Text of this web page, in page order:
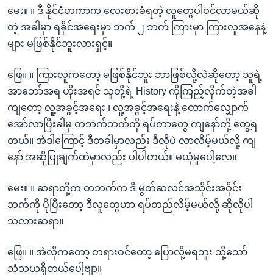
မေး။ ။ ဒီ နိုင်ငံတကာက လေးစားခံရတဲ့ လူတွေပါဝင်လာမယ်ဆို
တဲ့ အခါမှာ ရခိုင်အရေးမှာ ဘက် ၂ ဘက် ကြားမှာ ကြားလူအနေနဲ့
များ မဖြစ်နိုင်ဘူးလားရှင့်။
ဖြေ။ ။ ကြားလူကတော့ မဖြစ်နိုင်ဘူး ဘာဖြစ်လို့လဲဆိုတော့ သူရဲ့
အာဘော်အရ ဟိုးအရင် သူတို့ရဲ့ History ကိုကြည့်လိုက်တဲ့အခါ
ကျတော့ လူ့အခွင့်အရေး ၊ လူ့အခွင့်အရေးနဲ့ တောက်လျှောက်
အော်လာပြီးခါမှ တဘက်ဘက်ကို ရပ်တာတွေ ကျနော်တို့ တွေ့ရ
တယ်။ အဲဒါကြောင့် ဒီတခါမှာလည်း ဒီလိုပဲ လာလိမ့်မယ်လို့ ကျ
နော် အဆိုပြုချက်ထဲမှာလည်း ပါပါတယ်။ မယုံမှုပေါ့လေ။
မေး။ ။ ဆရာတို့က တဘက်က ဒီ မွတ်ဆလင်အသိုင်းအဝိုင်း
ဘက်ကို ပိုပြီးတော့ ဒီလူတွေဟာ ရပ်တည်လိမ့်မယ်လို့ ဆိုလိုပါ
သလားဆရာ။
ဖြေ။ ။ အဲလိုကတော့ တရားဝင်တော့ ပြောလို့မရဘူး သို့သော်
သံသယရှိတယ်ပေါ့ဗျာ။